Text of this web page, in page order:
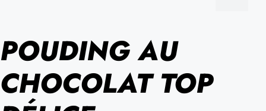
POUDING AU
CHOCOLAT TOP